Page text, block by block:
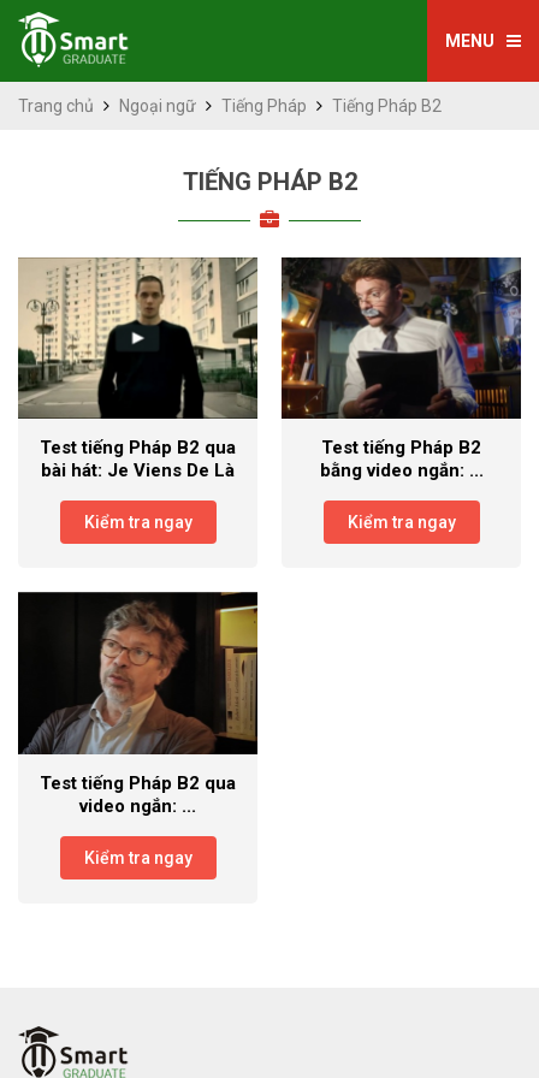
MENU
Trang chủ Ngoại ngữ Tiếng Pháp Tiếng Pháp B2
TIẾNG PHÁP B2
Test tiếng Pháp B2 qua
bài hát: Je Viens De Là
Kiểm tra ngay
Test tiếng Pháp B2
bằng video ngắn: ...
Kiểm tra ngay
Test tiếng Pháp B2 qua
video ngắn: ...
Kiểm tra ngay